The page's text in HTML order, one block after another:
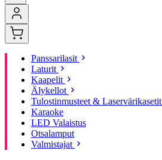
Panssarilasit
Laturit
Kaapelit
Älykellot
Tulostinmusteet & Laservärikasetit
Karaoke
LED Valaistus
Otsalamput
Valmistajat